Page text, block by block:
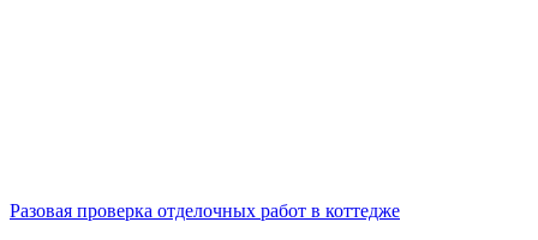
Разовая проверка отделочных работ в коттедже